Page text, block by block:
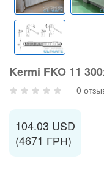
Kermi FKO 11
0
104.03 USD
(4671 ГРН)